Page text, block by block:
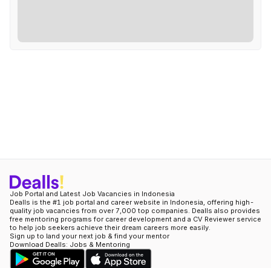
Job Portal and Latest Job Vacancies in Indonesia
Dealls is the #1 job portal and career website in Indonesia, offering high-
quality job vacancies from over 7,000 top companies. Dealls also provides
free mentoring programs for career development and a CV Reviewer service
to help job seekers achieve their dream careers more easily.
Sign up to land your next job & find your mentor
Download Dealls: Jobs & Mentoring